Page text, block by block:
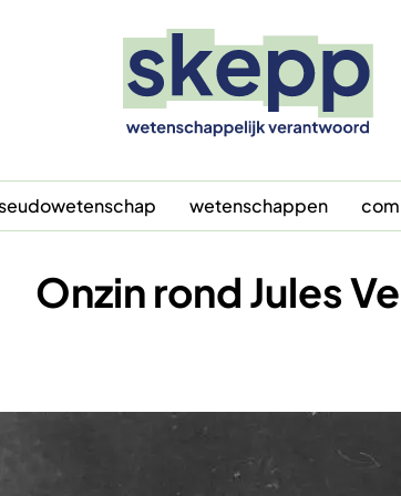
wetenschappen
Onzin rond Jules